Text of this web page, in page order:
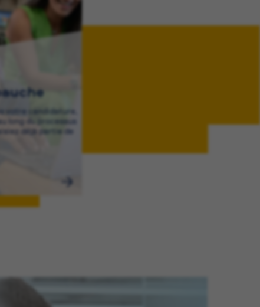
votre candidature,
long du processus
déjà partie de